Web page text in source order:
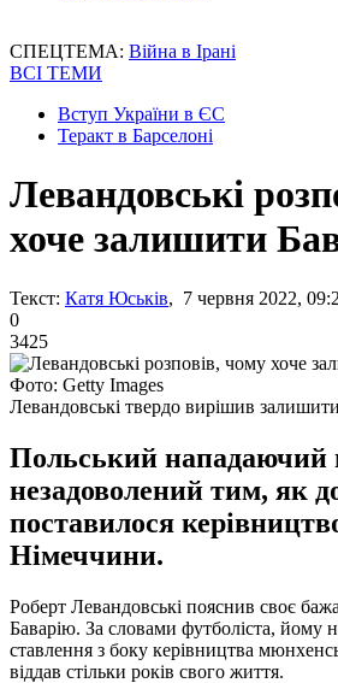
СПЕЦТЕМА: Війна в Ірані
ВСІ ТЕМИ
Вступ України в ЄС
Теракт в Барселоні
Левандовські
хоче залишити
Текст: Катя Юськів, 7 червня 2022,
0
3425
Фото: Getty Images
Левандовські твердо вирішив
Польський нападаючий
незадоволений тим, як
поставилося
Німеччини.
Роберт Левандовські пояснив своє
Баварію. За словами футболіста, йому
ставлення з боку керівництва
віддав стільки років свого життя.